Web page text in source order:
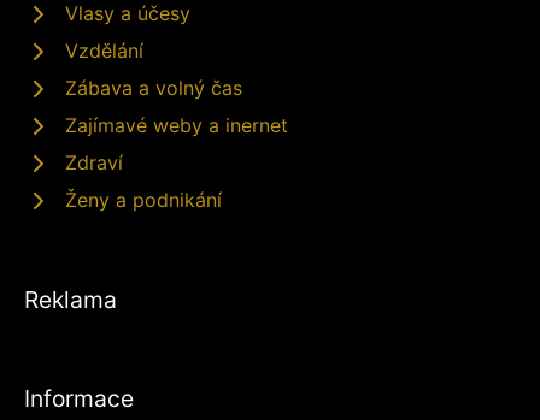
Vlasy a účesy
Vzdělání
Zábava a volný čas
Zajímavé weby a inernet
Zdraví
Ženy a podnikání
Reklama
Informace